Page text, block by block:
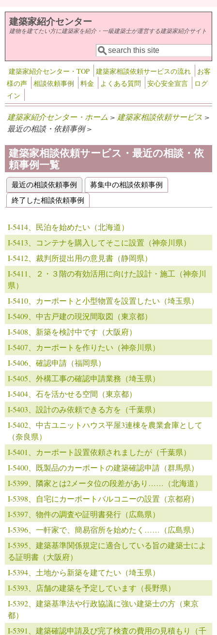
メインコンテンツに移動
建築家紹介センター
建物を建てたい方に建築家を紹介・一級建築士が運営する建築家紹介サイト
検索フォーム
検索
建築家紹介センター・TOP 建築家相談依頼サービスの流れ
お客
様の声
相談依頼事例 料金 よくある質問 安心安全宣言
ログ
イン
建築家紹介センター・ホーム > 建築家相談依頼サービス >
最近の相談・依頼事例 >
建築家相談依頼サービス・最近の相談・依
頼事例一覧
プライマリータブ
最近の相談依頼事例 (アクティブなタブ)
募集中の相談依頼事例
終了した相談依頼事例
I-5414、民泊を始めたい（北海道）
I-5413、コンテナを購入してそこに設置（神奈川県）
I-5412、裁判所提出用の意見書（静岡県）
I-5411、２・３階の有効活用に向けた設計・施工（神奈川
県）
I-5410、カーポートと小型物置を設置したい（埼玉県）
I-5409、中古戸建の現況間取図（東京都）
I-5408、新築を検討中です（大阪府）
I-5407、カーポートを作りたい（神奈川県）
I-5406、確認申請（福岡県）
I-5405、外構工事の確認申請業務（埼玉県）
I-5404、石を活かせる空間（東京都）
I-5403、設計のみ依頼できる方を（千葉県）
I-5402、中古ユニットハウス平屋3連棟を農業倉庫として
（奈良県）
I-5401、カーポート設置依頼されましたが（千葉県）
I-5400、既製品のカーポートの建築確認申請（群馬県）
I-5399、隣家とは2メータ位の段差があり……（北海道）
I-5398、自宅にカーポートバルコニーの設置（京都府）
I-5397、物件の調査や証明書発行（広島県）
I-5396、一軒家で、簡易宿所を始めたく……（広島県）
I-5395、建築基準関係規定に適合している旨の建築士によ
る証明書（大阪府）
I-5394、土地から新築を建てたい（埼玉県）
I-5393、店舗の建築を予定しています（長野県）
I-5392、建築基準法や行政協議に強い建築士の方（東京
都）
I-5391、建築確認申請及び完了検査の費用の見積もり（千